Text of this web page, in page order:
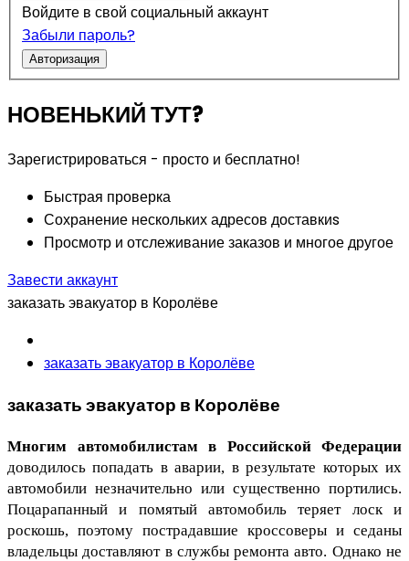
Войдите в свой социальный аккаунт
Забыли пароль?
Авторизация
НОВЕНЬКИЙ ТУТ?
Зарегистрироваться - просто и бесплатно!
Быстрая проверка
Сохранение нескольких адресов доставкиs
Просмотр и отслеживание заказов и многое другое
Завести аккаунт
заказать эвакуатор в Королёве
заказать эвакуатор в Королёве
заказать эвакуатор в Королёве
Многим автомобилистам в Российской Федерации
доводилось попадать в аварии, в результате которых их
автомобили незначительно или существенно портились.
Поцарапанный и помятый автомобиль теряет лоск и
роскошь, поэтому пострадавшие кроссоверы и седаны
владельцы доставляют в службы ремонта авто. Однако не